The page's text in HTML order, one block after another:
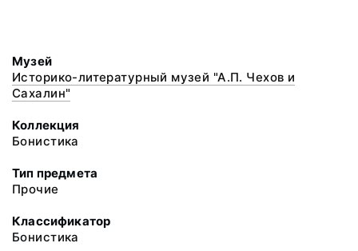
Музей
Историко-литературный музей "А.П. Чехов и
Сахалин"
Коллекция
Бонистика
Тип предмета
Прочие
Классификатор
Бонистика